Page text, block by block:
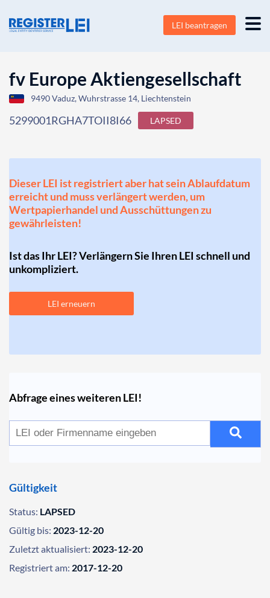
LEI beantragen
fv Europe Aktiengesellschaft
9490 Vaduz, Wuhrstrasse 14, Liechtenstein
5299001RGHA7TOII8I66 LAPSED
Dieser LEI ist registriert aber hat sein Ablaufdatum
erreicht und muss verlängert werden, um
Wertpapierhandel und Ausschüttungen zu
gewährleisten!
Ist das Ihr LEI? Verlängern Sie Ihren LEI schnell und
unkompliziert.
LEI erneuern
Abfrage eines weiteren LEI!
Gültigkeit
Status: LAPSED
Gültig bis: 2023-12-20
Zuletzt aktualisiert: 2023-12-20
Registriert am: 2017-12-20